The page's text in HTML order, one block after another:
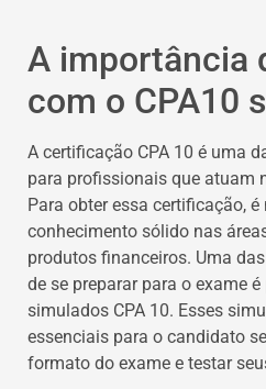
A importância
com o CPA10
A certificação CPA 10 é uma
para profissionais que atuam
Para obter essa certificação,
conhecimento sólido nas
produtos financeiros. Uma
de se preparar para o exame
simulados CPA 10. Esses
essenciais para o candidato
formato do exame e testar